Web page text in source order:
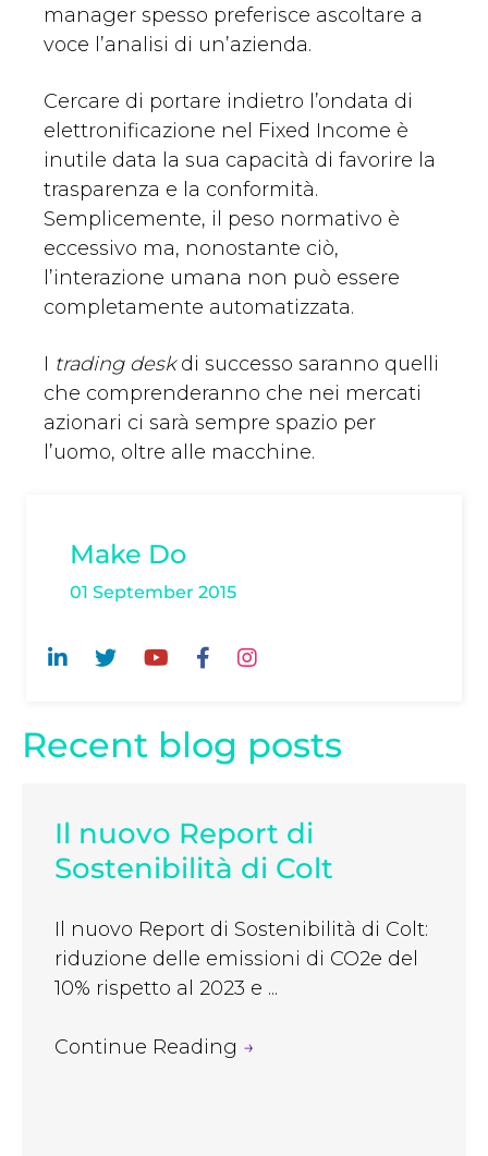
manager spesso preferisce ascoltare a
voce l’analisi di un’azienda.
Cercare di portare indietro l’ondata di
elettronificazione nel Fixed Income è
inutile data la sua capacità di favorire la
trasparenza e la conformità.
Semplicemente, il peso normativo è
eccessivo ma, nonostante ciò,
l’interazione umana non può essere
completamente automatizzata.
I trading deskdi successo saranno quelli
che comprenderanno che nei mercati
azionari ci sarà sempre spazio per
l’uomo, oltre alle macchine.
Make Do
01 September 2015
Recent blog posts
Il nuovo Report di
Sostenibilità di Colt
Il nuovo Report di Sostenibilità di Colt:
riduzione delle emissioni di CO2e del
10% rispetto al 2023 e ...
Continue Reading →